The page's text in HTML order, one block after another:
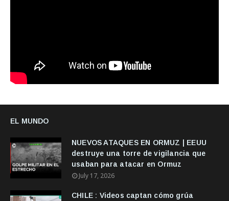
EL MUNDO
NUEVOS ATAQUES EN ORMUZ | EEUU
destruye una torre de vigilancia que
usaban para atacar en Ormuz
July 17, 2026
CHILE : Videos captan cómo grúa